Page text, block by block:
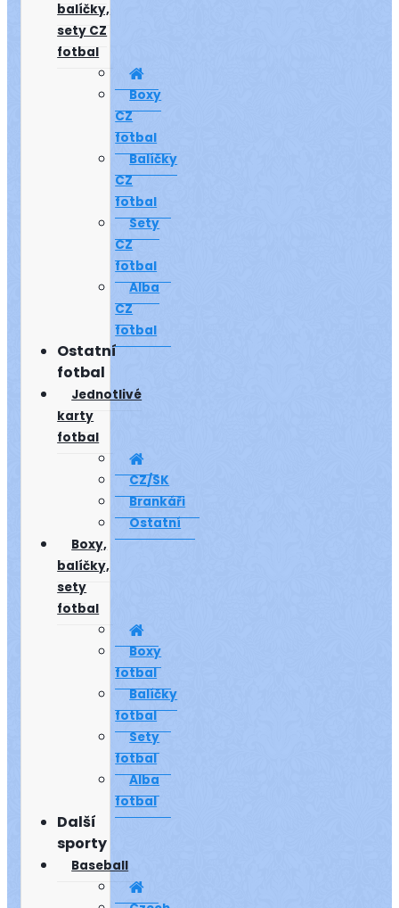
balíčky,
sety CZ
fotbal
Boxy
CZ
fotbal
Balíčky
CZ
fotbal
Sety
CZ
fotbal
Alba
CZ
fotbal
Ostatní
fotbal
Jednotlivé
karty
fotbal
CZ/SK
Brankáři
Ostatní
Boxy,
balíčky,
sety
fotbal
Boxy
fotbal
Balíčky
fotbal
Sety
fotbal
Alba
fotbal
Další
sporty
Baseball